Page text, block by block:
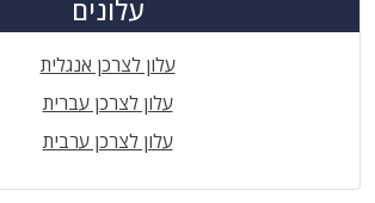
עלונים
עלון לצרכן אנגלית
עלון לצרכן עברית
עלון לצרכן ערבית